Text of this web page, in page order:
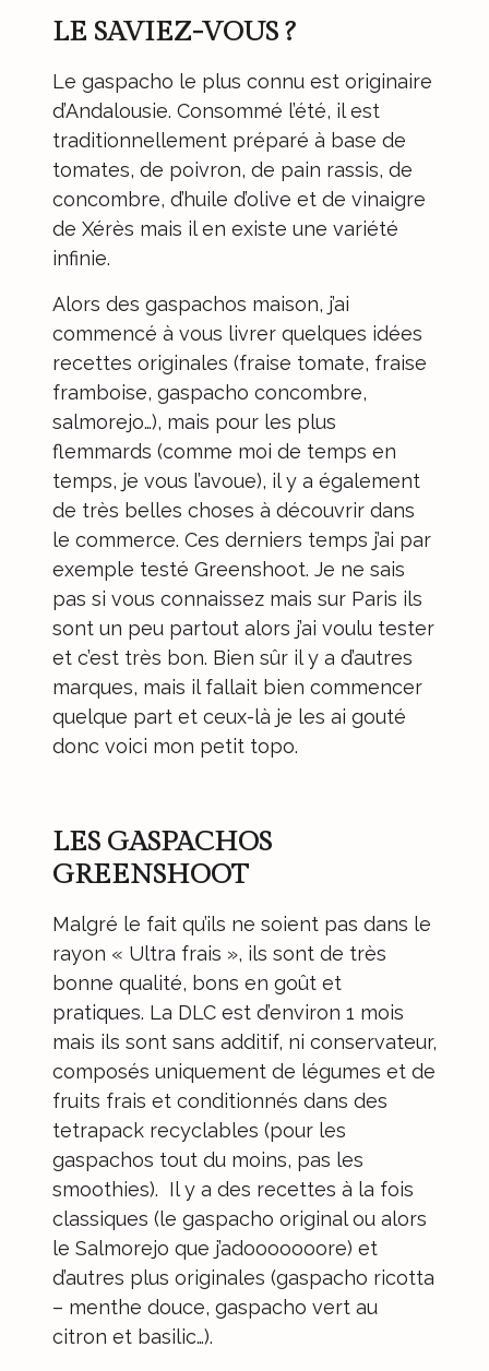
LE SAVIEZ-VOUS ?
Le gaspacho le plus connu est originaire
d’Andalousie. Consommé l’été, il est
traditionnellement préparé à base de
tomates, de poivron, de pain rassis, de
concombre, d’huile d’olive et de vinaigre
de Xérès mais il en existe une variété
infinie.
Alors des gaspachos maison, j’ai
commencé à vous livrer quelques idées
recettes originales (fraise tomate, fraise
framboise, gaspacho concombre,
salmorejo…), mais pour les plus
flemmards (comme moi de temps en
temps, je vous l’avoue), il y a également
de très belles choses à découvrir dans
le commerce. Ces derniers temps j’ai par
exemple testé Greenshoot. Je ne sais
pas si vous connaissez mais sur Paris ils
sont un peu partout alors j’ai voulu tester
et c’est très bon. Bien sûr il y a d’autres
marques, mais il fallait bien commencer
quelque part et ceux-là je les ai gouté
donc voici mon petit topo.
LES GASPACHOS
GREENSHOOT
Malgré le fait qu’ils ne soient pas dans le
rayon « Ultra frais », ils sont de très
bonne qualité, bons en goût et
pratiques. La DLC est d’environ 1 mois
mais ils sont sans additif, ni conservateur,
composés uniquement de légumes et de
fruits frais et conditionnés dans des
tetrapack recyclables (pour les
gaspachos tout du moins, pas les
smoothies). Il y a des recettes à la fois
classiques (le gaspacho original ou alors
le Salmorejo que j’adooooooore) et
d’autres plus originales (gaspacho ricotta
– menthe douce, gaspacho vert au
citron et basilic…).